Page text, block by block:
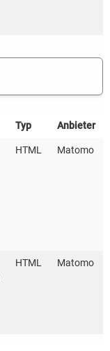
Typ Anbieter
HTML Matomo
HTML Matomo